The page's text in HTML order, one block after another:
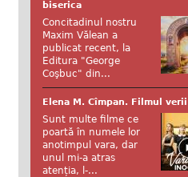
biserica
Concitadinul nostru
Maxim Vălean a
publicat recent, la
Editura "George
Coşbuc" din...
Elena M. Cîmpan. Filmul verii
Sunt multe filme ce
poartă în numele lor
anotimpul vara, dar
unul mi-a atras
atenția, l-...